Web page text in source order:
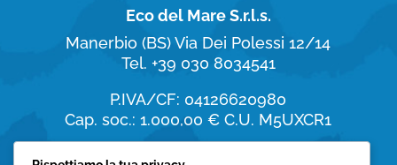
Eco del Mare S.r.l.s.
Manerbio (BS)Via Dei Polessi 12/14
Tel. +39 030 8034541
P.IVA/CF: 04126620980
Cap. soc.: 1.000,00 €C.U. M5UXCR1